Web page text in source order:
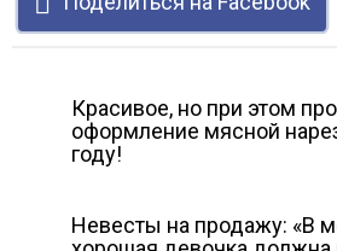
Красивое, но при этом
оформление мясной
году!
Невесты на продажу: «В